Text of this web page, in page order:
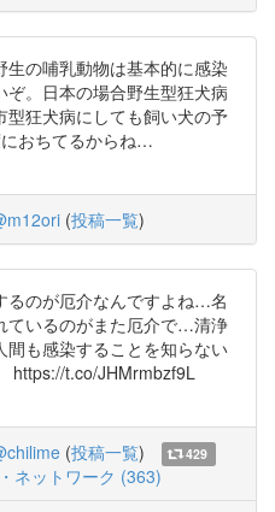
の哺乳動物は基本的に感染
ぞ。日本の場合野生型狂犬病
狂犬病にしても飼い犬の予
おちてるからね…
(投稿一覧)
るのが厄介なんですよね…名
ているのがまた厄介で…清浄
も感染することを知らない
https://t.co/JHMrmbzf9L
(投稿一覧)
429
ネットワーク (363)